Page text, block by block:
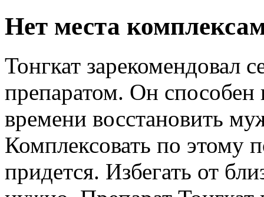
Нет места
Тонгкат зарекомендовал
препаратом. Он
времени восстановить
Комплексовать по этому
придется. Избегать от